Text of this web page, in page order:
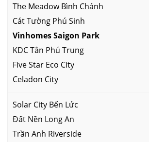
The Meadow Bình Chánh
Cát Tường Phú Sinh
Vinhomes Saigon Park
KDC Tân Phú Trung
Five Star Eco City
Celadon City
Solar City Bến Lức
Đất Nền Long An
Trần Anh Riverside